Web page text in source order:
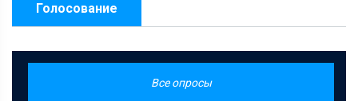
Голосование
Все опросы